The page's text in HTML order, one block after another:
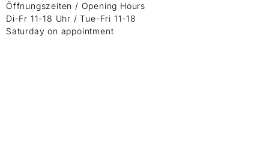
Öffnungszeiten / Opening Hours
Di-Fr 11-18 Uhr / Tue-Fri 11-18
Saturday on appointment